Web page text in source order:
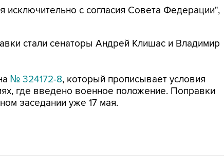
исключительно с согласия Совета Федерации",
стали сенаторы Андрей Клишас и Владимир
№ 324172-8, который прописывает условия
где введено военное положение. Поправки
заседании уже 17 мая.